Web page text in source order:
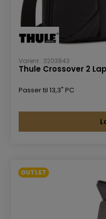
Varenr.: 3203843
Thule Crossover 2
Passer til 13,3" PC
OUTLET